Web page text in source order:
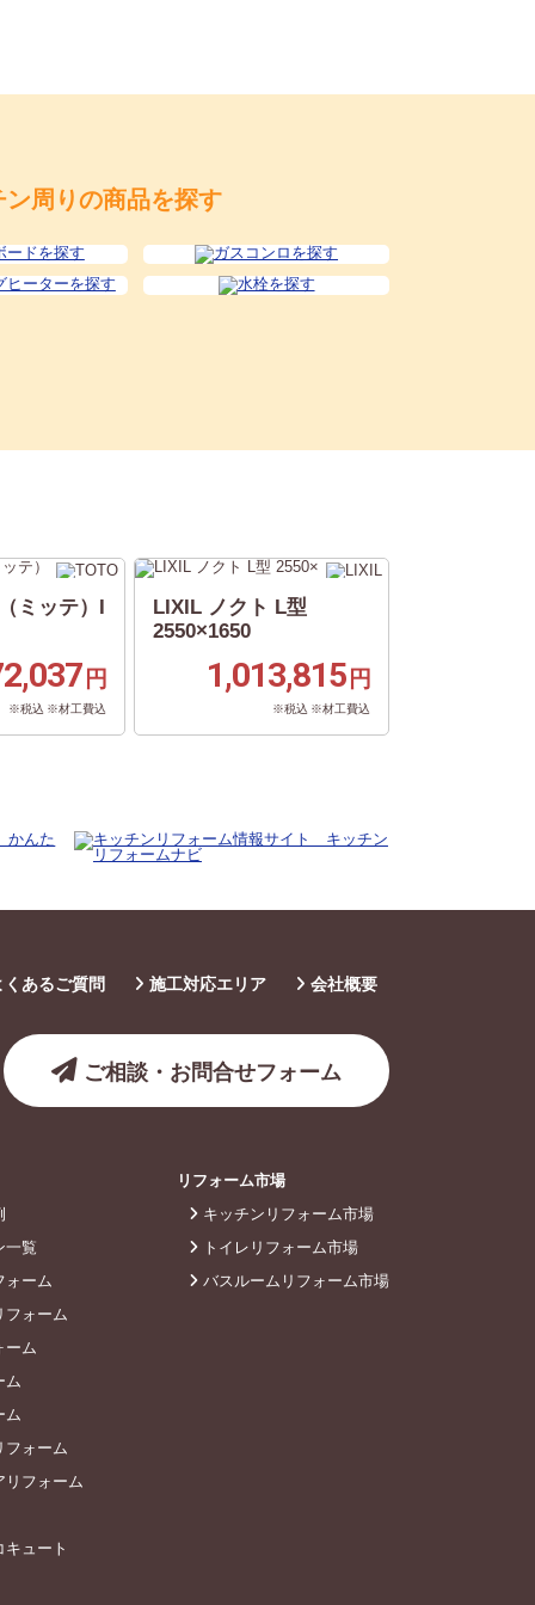
ン周りの商品を探す
ミッテ）I
円
※税込 ※材工費込
LIXIL ノクト L型
2550×1650
1,013,815 円
※税込 ※材工費込
くあるご質問 施工対応エリア 会社概要
ご相談・お問合せフォーム
一覧
ォーム
フォーム
ーム
ム
ム
フォーム
リフォーム
ュート
リフォーム市場
キッチンリフォーム市場
トイレリフォーム市場
バスルームリフォーム市場